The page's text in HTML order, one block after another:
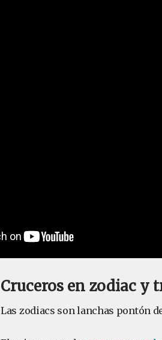
Cruceros en zodiac y
Las zodiacs son lanchas pontón